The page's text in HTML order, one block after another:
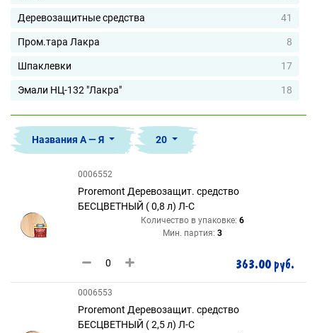
Деревозащитные средства 41
Пром.тара Лакра 8
Шпаклевки 17
Эмали НЦ-132 "Лакра" 18
Названия А — Я 20
0006552
Proremont Деревозащит. средство
БЕСЦВЕТНЫЙ ( 0,8 л) Л-С
Количество в упаковке: 6
Мин. партия: 3
363.00 руб.
0006553
Proremont Деревозащит. средство
БЕСЦВЕТНЫЙ ( 2,5 л) Л-С